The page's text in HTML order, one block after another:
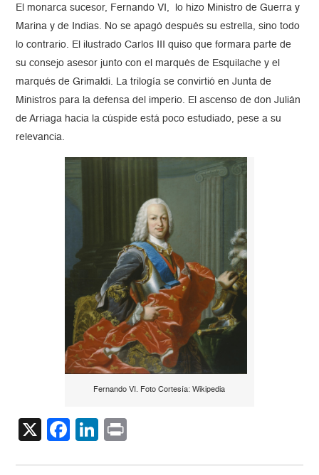
El monarca sucesor, Fernando VI, lo hizo Ministro de Guerra y
Marina y de Indias. No se apagó después su estrella, sino todo
lo contrario. El ilustrado Carlos III quiso que formara parte de
su consejo asesor junto con el marqués de Esquilache y el
marqués de Grimaldi. La trilogía se convirtió en Junta de
Ministros para la defensa del imperio. El ascenso de don Julián
de Arriaga hacia la cúspide está poco estudiado, pese a su
relevancia.
Fernando VI. Foto Cortesía: Wikipedia
X Facebook
LinkedIn